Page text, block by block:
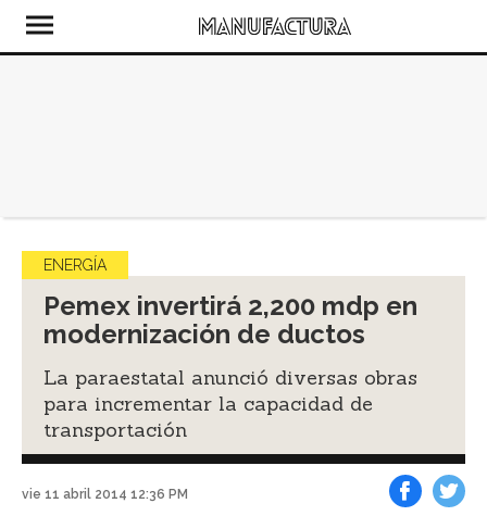
ENERGÍA
Pemex invertirá 2,200 mdp en
modernización de ductos
La paraestatal anunció diversas obras
para incrementar la capacidad de
transportación
vie 11 abril 2014 12:36 PM